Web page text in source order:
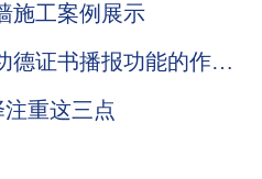
施工案例展示
德证书播报功能的作用
重这三点